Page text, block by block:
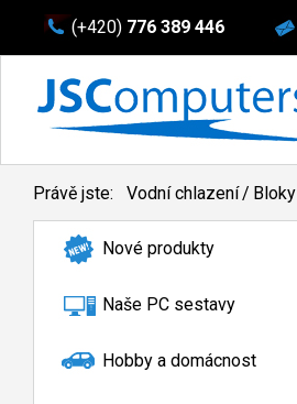
(+420) 776 389 446
Právě jste: Vodní chlazení/ Bloky
Nové produkty
Naše PC sestavy
Hobby a domácnost